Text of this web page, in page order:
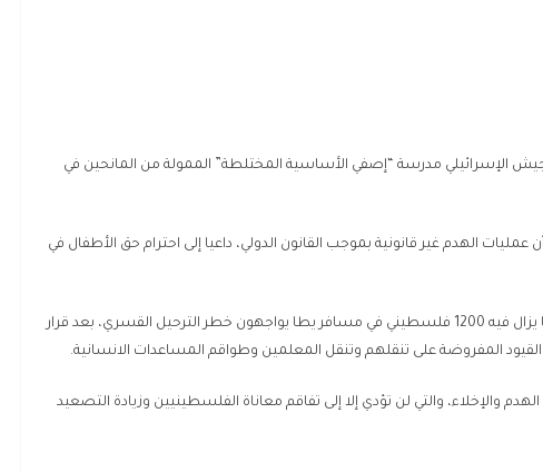
الجيش الإسرائيلي مدرسة “إصفي الأساسية المختلطة” الممولة من المانحين في
عمليات الهدم غير قانونية بموجب القانون الدولي، داعيا إلى احترام حق الأطفال في
وقال إن هذا التطور غير المقبول يأتي في الوقت الذي ما يزال فيه 1200 فلسطيني في مسافر يطا يواجهون خطر الترحيل القسري، بعد قرار
المفروضة على تنقلهم وتنقل المعلمين وطواقم المساعدات الانسانية.
والإخلاء، والتي لن تؤدي إلا إلى تفاقم معاناة الفلسطينيين وزيادة التصعيد